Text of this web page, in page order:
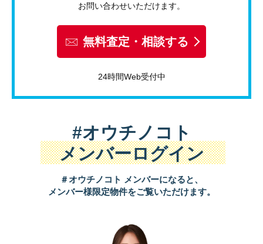
お問い合わせいただけます。
無料査定・相談する
24時間Web受付中
#オウチノコト
メンバーログイン
＃オウチノコト メンバーになると、
メンバー様限定物件をご覧いただけます。